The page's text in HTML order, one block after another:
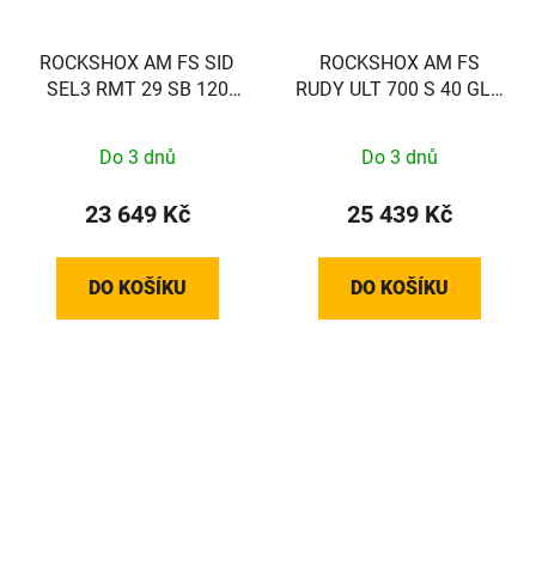
ROCKSHOX AM FS SID
SEL3 RMT 29 SB 120
Do 3 dnů
23 649 Kč
DO KOŠÍKU
ROCKSHOX AM FS
RUDY ULT 700 S 40 GLB
Do 3 dnů
25 439 Kč
DO KOŠÍKU